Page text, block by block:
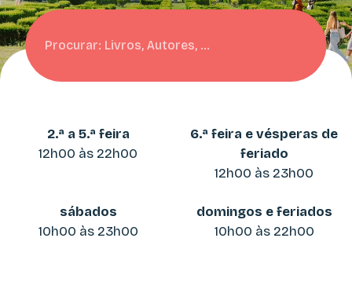
Pesquisar
2.ª a 5.ª feira
12h00 às 22h00
6.ª feira e vésperas de
feriado
12h00 às 23h00
sábados
10h00 às 23h00
domingos e feriados
10h00 às 22h00